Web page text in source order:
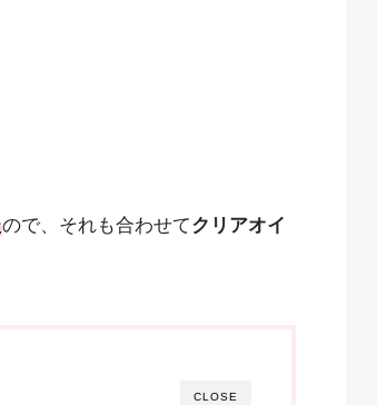
ので、それも合わせてクリアオイ
CLOSE